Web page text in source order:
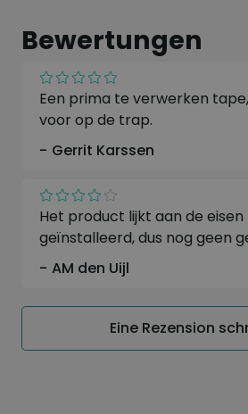
Sie machen die Oberfläche
verhindern Ausrutschen,
Meistens auf Fußböden,
Rampen usw. angewendet.
Breite 19 mm
Farbe Schwarz
Bewertungen
Een prima te verwerken
voor op de trap.
Gerrit Karssen
Het product lijkt aan de
geïnstalleerd, dus nog geen
AM den Uijl
Eine Rezension